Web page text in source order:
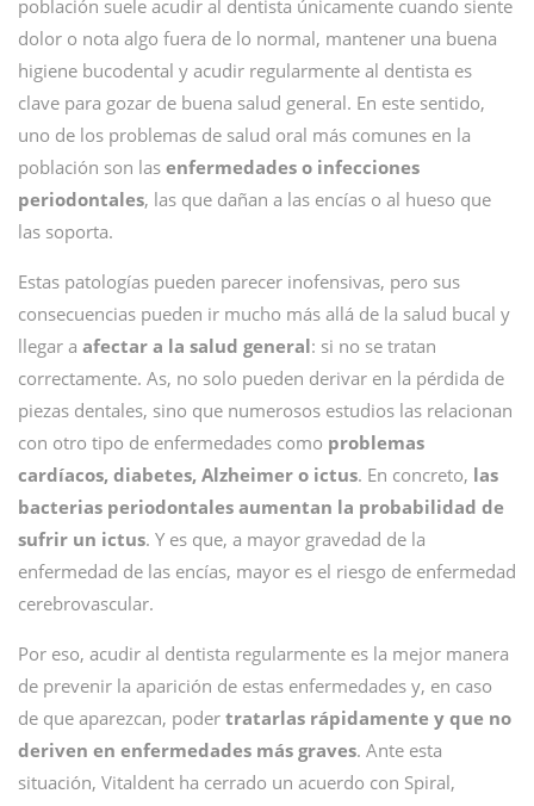
población suele acudir al dentista únicamente cuando siente
dolor o nota algo fuera de lo normal, mantener una buena
higiene bucodental y acudir regularmente al dentista es
clave para gozar de buena salud general. En este sentido,
uno de los problemas de salud oral más comunes en la
población son las enfermedades o infecciones
periodontales, las que dañan a las encías o al hueso que
las soporta.
Estas patologías pueden parecer inofensivas, pero sus
consecuencias pueden ir mucho más allá de la salud bucal y
llegar a afectar a la salud general: si no se tratan
correctamente. As, no solo pueden derivar en la pérdida de
piezas dentales, sino que numerosos estudios las relacionan
con otro tipo de enfermedades como problemas
cardíacos, diabetes, Alzheimer o ictus. En concreto, las
bacterias periodontales aumentan la probabilidad de
sufrir un ictus. Y es que, a mayor gravedad de la
enfermedad de las encías, mayor es el riesgo de enfermedad
cerebrovascular.
Por eso, acudir al dentista regularmente es la mejor manera
de prevenir la aparición de estas enfermedades y, en caso
de que aparezcan, poder tratarlas rápidamente y que no
deriven en enfermedades más graves. Ante esta
situación, Vitaldent ha cerrado un acuerdo con Spiral,